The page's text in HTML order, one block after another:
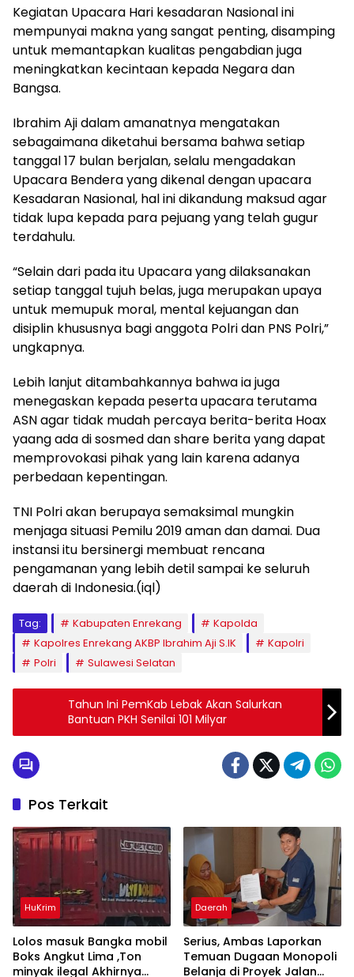
Kegiatan Upacara Hari kesadaran Nasional ini
mempunyai makna yang sangat penting, disamping
untuk memantapkan kualitas pengabdian juga
meningkatkan kecintaan kepada Negara dan
Bangsa.
Ibrahim Aji dalam amanatnya mengatakan
sebagaimana diketahui bersama bahwa setiap
tanggal 17 bulan berjalan, selalu mengadakan
Upacara Bendera yang dikenal dengan upacara
Kesadaran Nasional, hal ini dikandung maksud agar
tidak lupa kepada para pejuang yang telah gugur
terdahulu.
“Selain dari pada itu Upacara yang dilaksanakan
setiap tanggal tujuh belas, juga merupakan upaya
untuk memupuk moral, mental kejuangan dan
disiplin khususnya bagi anggota Polri dan PNS Polri,”
ungkapnya.
Lebih lanjut ditambahkannya bahwa ia juga
menegaskan kepada peserta upacara terutama
ASN agar tidak mudah percaya berita-berita Hoax
yaang ada di sosmed dan share berita yang dapat
memprovokasi pihak yang lain karena adanya
perbedaan kepentingan.
TNI Polri akan berupaya semaksimal mungkin
menjaga situasi Pemilu 2019 aman dan damai. Dua
instansi itu bersinergi membuat rencana
pengamanan yang lebih detil sampai ke seluruh
daerah di Indonesia.(iql)
Tag: Kabupaten Enrekang
Kapolda
Kapolres Enrekang AKBP Ibrahim Aji S.IK
Kapolri
Polri
Sulawesi Selatan
Tahun Ini PemKab Lebak Akan Salurkan
Bantuan PKH Senilai 101 Milyar
Pos Terkait
HuKrim
Lolos masuk Bangka mobil
Boks Angkut Lima ,Ton
minyak ilegal Akhirnya
Daerah
Serius, Ambas Laporkan
‎Temuan Dugaan Monopoli
Belanja di Proyek Jalan